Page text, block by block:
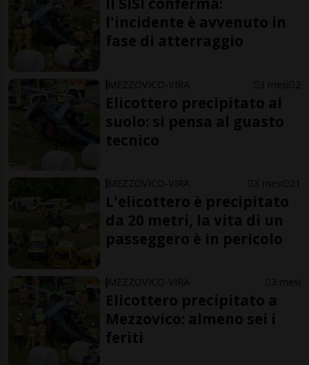
l'incidente è avvenuto in
fase di atterraggio
MEZZOVICO-VIRA 3 mesi 2
Elicottero precipitato al
suolo: si pensa al guasto
tecnico
MEZZOVICO-VIRA 3 mesi 21
L'elicottero è precipitato
da 20 metri, la vita di un
passeggero è in pericolo
MEZZOVICO-VIRA 3 mesi
Elicottero precipitato a
Mezzovico: almeno sei i
feriti